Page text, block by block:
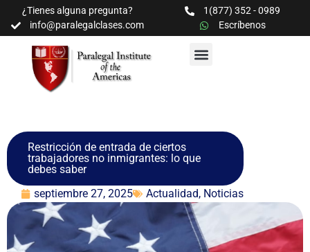
¿Tienes alguna pregunta?
1(877) 352 - 0989
info@paralegalclases.com
Escríbenos
Restricción de entrada de ciertos
trabajadores no inmigrantes: lo que
debes saber
septiembre 27, 2025
Actualidad, Noticias